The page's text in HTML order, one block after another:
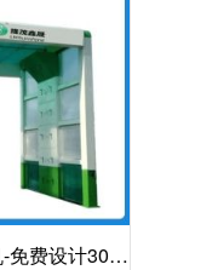
免费设计30S